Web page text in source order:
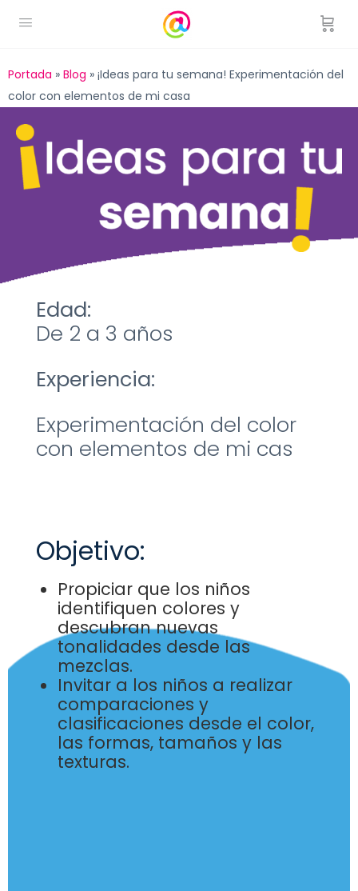
Portada » Blog » ¡Ideas para tu semana! Experimentación del
color con elementos de mi casa
Edad:
De 2 a 3 años
Experiencia:
Experimentación del color
con elementos de mi cas
Objetivo:
Propiciar que los niños
identifiquen colores y
descubrannuevas
tonalidades desde las
mezclas.
Invitar a los niños a realizar
comparaciones y
clasificaciones desde el color,
las formas, tamaños y las
texturas.